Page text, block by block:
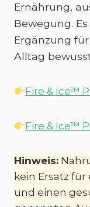
Ernährung,
Bewegung.
Ergänzung
Alltag
Fire & Ice™
Fire & Ice™
Hinweis:
kein Ersatz
und einen